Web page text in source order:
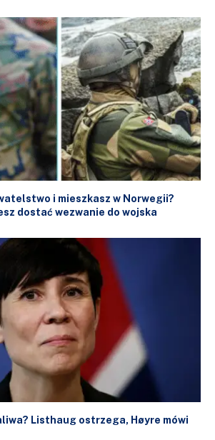
i mieszkasz w Norwegii?
dostać wezwanie do wojska
Listhaug ostrzega, Høyre mówi